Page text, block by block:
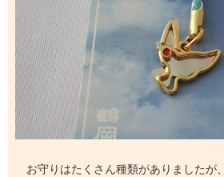
お守りはたくさん種類がありましたが